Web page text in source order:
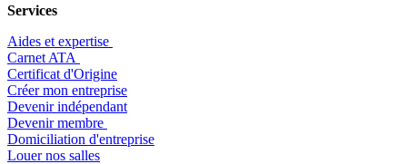
Services
Aides et expertise
​Carnet ATA
Certificat d'Origine
Créer mon entreprise
Devenir indépendant
Devenir membre
​Domiciliation d'entreprise
Louer nos salles